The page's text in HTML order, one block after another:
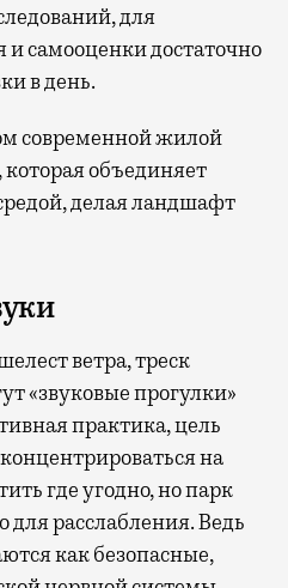
для
самооценки достаточно
в день.
современной жилой
объединяет
делая ландшафт
ветра, треск
«звуковые прогулки»
практика, цель
на
где угодно, но парк
расслабления. Ведь
как безопасные,